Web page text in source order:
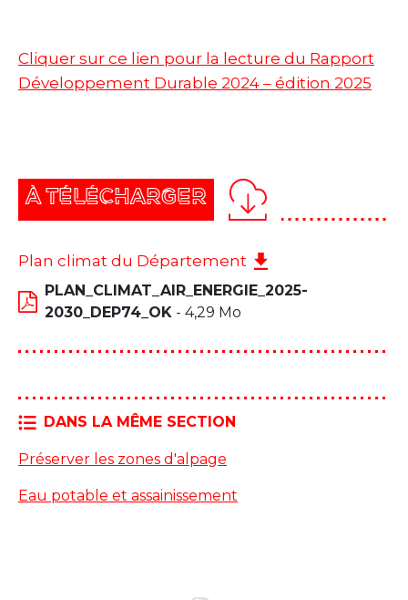
Cliquer sur ce lien pour la lecture du Rapport
Développement Durable 2024 – édition 2025
À TÉLÉCHARGER
Plan climat du Département
PLAN_CLIMAT_AIR_ENERGIE_2025-
2030_DEP74_OK - 4,29 Mo
DANS LA MÊME SECTION
Préserver les zones d'alpage
Eau potable et assainissement